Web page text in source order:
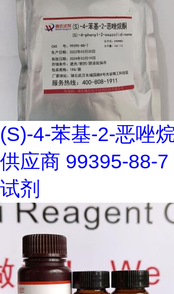
(S)-4-苯基-2-恶唑
供应商 99395-88-
试剂